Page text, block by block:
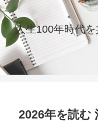
人生100年時代
2026年を読